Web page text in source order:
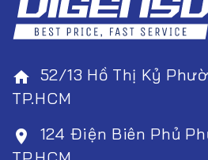
home 52/13 Hồ Thị Kỷ
TP.HCM
room
124 Điện Biên Phủ